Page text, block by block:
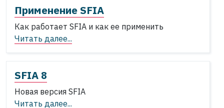
Применение SFIA
Как работает SFIA и как ее применить
Читать далее...
SFIA 8
Новая версия SFIA
Читать далее...